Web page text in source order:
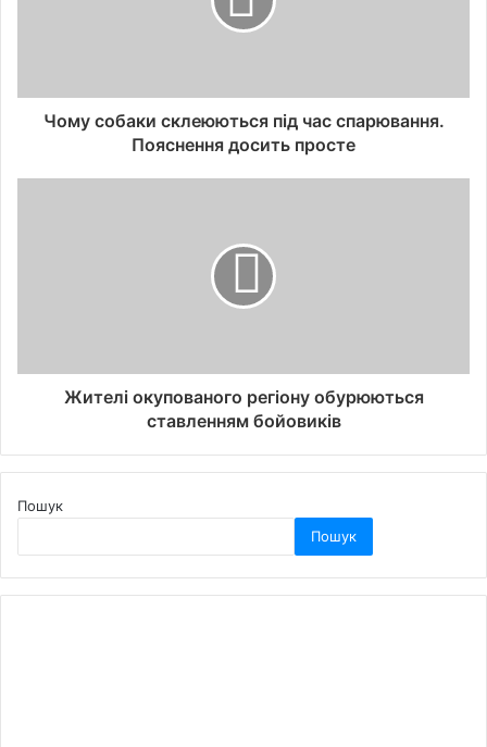
Чому собаки склеюються під час спарювання.
Пояснення досить просте
Жителі окупованого регіону обурюються
ставленням бойовиків
Пошук
Пошук